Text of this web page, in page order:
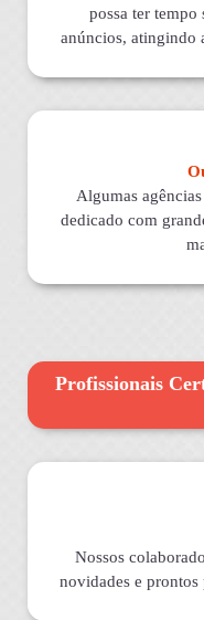
possa ter tempo
anúncios, atingindo
Algumas
dedicado com
Profissionais
Nossos
novidades e